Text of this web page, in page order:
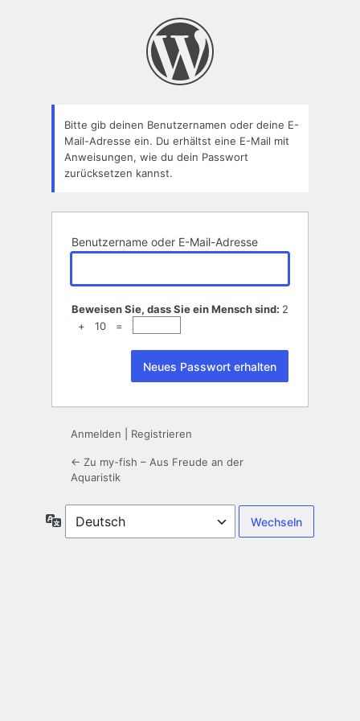
Bitte gib deinen Benutzernamen oder deine E-
Mail-Adresse ein. Du erhältst eine E-Mail mit
Anweisungen, wie du dein Passwort
zurücksetzen kannst.
Benutzername oder E-Mail-Adresse
Beweisen Sie, dass Sie ein Mensch sind: 2
+ 10 =
Anmelden Registrieren
← Zu my-fish – Aus Freude an der
Aquaristik
Sprache